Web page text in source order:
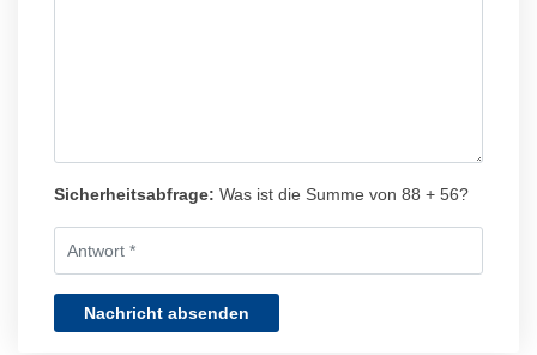
Sicherheitsabfrage: Was ist die Summe von 88 + 56?
Nachricht absenden